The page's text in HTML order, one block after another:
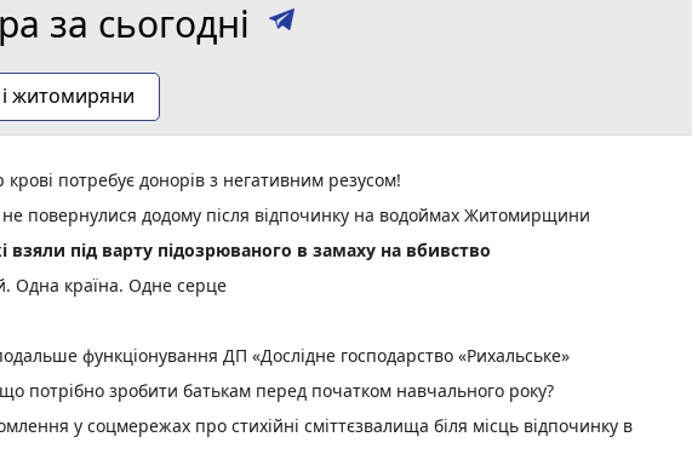
за сьогодні
житомиряни
потребує донорів з негативним резусом!
повернулися додому після відпочинку на водоймах Житомирщини
взяли під варту підозрюваного в замаху на вбивство
Одна країна. Одне серце
функціонування ДП «Дослідне господарство «Рихальське»
потрібно зробити батькам перед початком навчального року?
у соцмережах про стихійні сміттєзвалища біля місць відпочинку в